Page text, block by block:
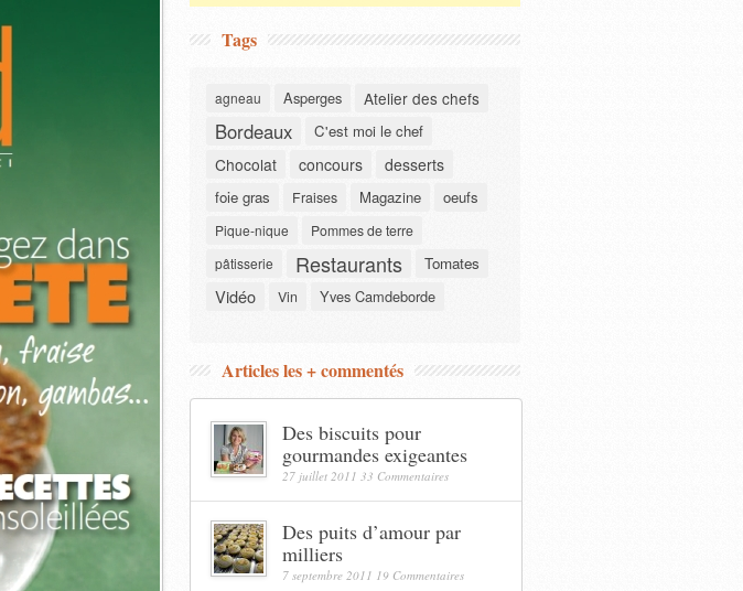
Tags
agneau Asperges Atelier des chefs
Bordeaux C'est moi le chef
Chocolat concours desserts
foie gras Fraises Magazine oeufs
Pique-nique
Pommes de terre
pâtisserie
Restaurants Tomates
Vidéo Vin Yves Camdeborde
Articles les + commentés
Des biscuits pour
gourmandes exigeantes
27 juillet 2011 33 Commentaires
Des puits d’amour par
milliers
7 septembre 2011 19 Commentaires